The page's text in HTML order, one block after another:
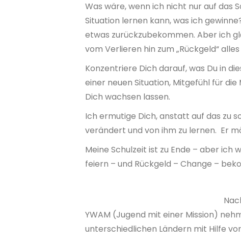
Was wäre, wenn ich nicht nur auf das
Situation lernen kann, was ich
etwas zurückzubekommen. Aber ich
vom Verlieren hin zum „Rückgeld“
Konzentriere Dich darauf, was Du in
einer neuen Situation, Mitgefühl für
Dich wachsen lassen.
Ich ermutige Dich, anstatt auf das zu
verändert und von ihm zu lernen. Er
Meine Schulzeit ist zu Ende – aber
feiern – und Rückgeld – Change –
YWAM (Jugend mit einer Mission)
unterschiedlichen Ländern mit Hilfe